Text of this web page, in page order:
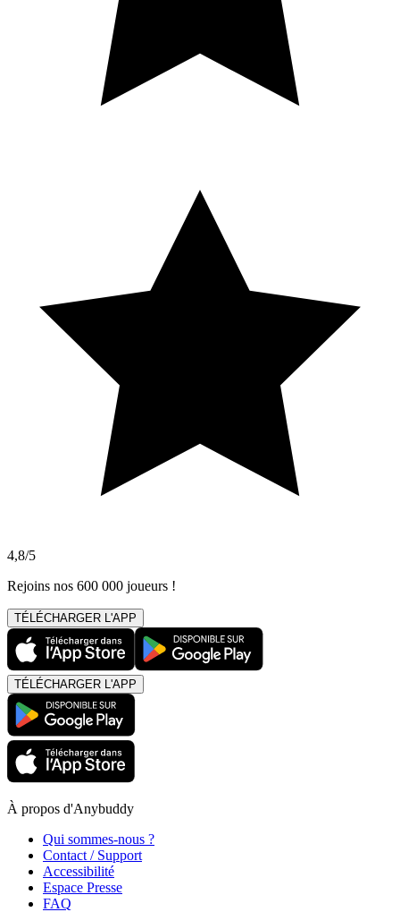
4,8/5
Rejoins nos 600 000 joueurs !
TÉLÉCHARGER L'APP
TÉLÉCHARGER L'APP
À propos d'Anybuddy
Qui sommes-nous ?
Contact / Support
Accessibilité
Espace Presse
FAQ